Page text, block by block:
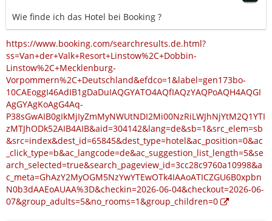
Wie finde ich das Hotel bei Booking ?
https://www.booking.com/searchresults.de.html?
ss=Van+der+Valk+Resort+Linstow%2C+Dobbin-
Linstow%2C+Mecklenburg-
Vorpommern%2C+Deutschland&efdco=1&label=gen173bo-
10CAEoggI46AdIB1gDaDuIAQGYATO4AQfIAQzYAQPoAQH4AQGI
AgGYAgKoAgG4Aq-
P38sGwAIB0gIkMjIyZmMyNWUtNDI2Mi00NzRiLWJhNjYtM2Q1YTI
zMTJhODk52AIB4AIB&aid=304142&lang=de&sb=1&src_elem=sb
&src=index&dest_id=65845&dest_type=hotel&ac_position=0&ac
_click_type=b&ac_langcode=de&ac_suggestion_list_length=5&se
arch_selected=true&search_pageview_id=3cc28c9760a10998&a
c_meta=GhAzY2MyOGM5NzYwYTEwOTk4IAAoATICZGU6B0xpbn
N0b3dAAEoAUAA%3D&checkin=2026-06-04&checkout=2026-06-
07&group_adults=5&no_rooms=1&group_children=0